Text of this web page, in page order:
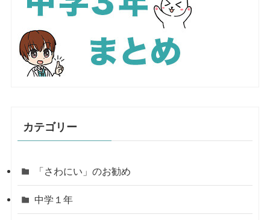
カテゴリー
「さわにい」のお勧め
中学１年